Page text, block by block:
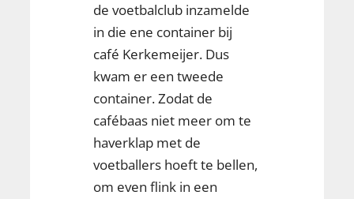
de voetbalclub inzamelde
in die ene container bij
café Kerkemeijer. Dus
kwam er een tweede
container. Zodat de
cafébaas niet meer om te
haverklap met de
voetballers hoeft te bellen,
om even flink in een